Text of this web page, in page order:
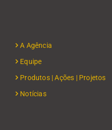
A Agência
Equipe
Produtos | Ações | Projetos
Notícias